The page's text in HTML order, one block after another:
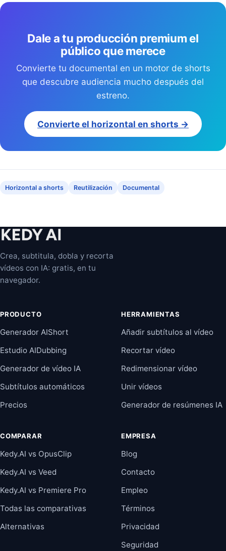
Dale a tu producción premium el
público que merece
Convierte tu documental en un motor de shorts
que descubre audiencia mucho después del
estreno.
Convierte el horizontal en shorts →
Horizontal a shorts Reutilización Documental
Crea, subtitula, dobla y recorta
vídeos con IA: gratis, en tu
navegador.
PRODUCTO
Generador AIShort
Estudio AIDubbing
Generador de vídeo IA
Subtítulos automáticos
Precios
HERRAMIENTAS
Añadir subtítulos al vídeo
Recortar vídeo
Redimensionar vídeo
Unir vídeos
Generador de resúmenes IA
COMPARAR
Kedy.AI vs OpusClip
Kedy.AI vs Veed
Kedy.AI vs Premiere Pro
Todas las comparativas
Alternativas
EMPRESA
Blog
Contacto
Empleo
Términos
Privacidad
Seguridad